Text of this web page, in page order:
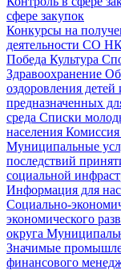
сфере закупок
Конкурсы на
деятельности СО
Победа Культура
Здравоохранение
оздоровления
предназначенных
среда Списки
населения
Муниципальные
последствий
социальной
Информация для
Социально-
экономического
округа
Значимые
финансового